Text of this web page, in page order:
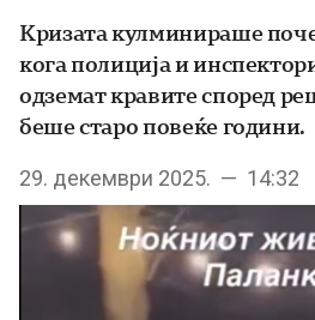
Кризата кулминираше
кога полиција и
одземат кравите според
беше старо повеќе години.
29. декември 2025. — 14:32